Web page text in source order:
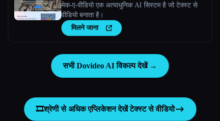
मेक-ए-वीडियो एक अत्याधुनिक AI सिस्टम है जो टेक्स्ट से
वीडियो बनाता है।
मिलने जाना
सभी Dovideo AI विकल्प देखें →
🎞️श्रेणी से अधिक एप्लिकेशन देखेंटेक्स्ट से वीडियो